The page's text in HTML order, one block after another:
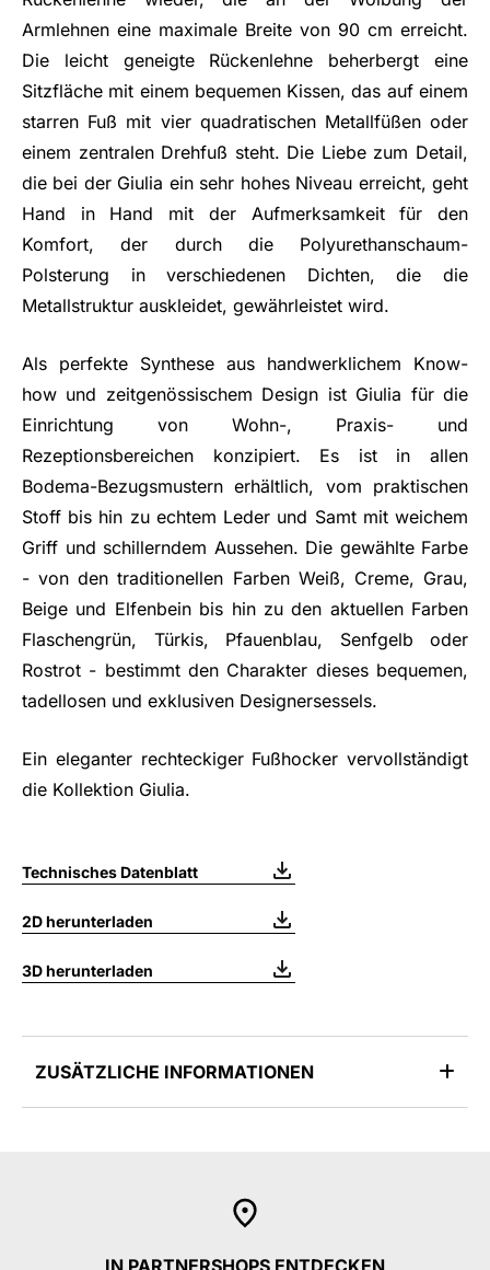
Armlehnen eine maximale Breite von 90 cm erreicht.
Die leicht geneigte Rückenlehne beherbergt eine
Sitzfläche mit einem bequemen Kissen, das auf einem
starren Fuß mit vier quadratischen Metallfüßen oder
einem zentralen Drehfuß steht. Die Liebe zum Detail,
die bei der Giulia ein sehr hohes Niveau erreicht, geht
Hand in Hand mit der Aufmerksamkeit für den
Komfort, der durch die Polyurethanschaum-
Polsterung in verschiedenen Dichten, die die
Metallstruktur auskleidet, gewährleistet wird.
Als perfekte Synthese aus handwerklichem Know-
how und zeitgenössischem Design ist Giulia für die
Einrichtung von Wohn-, Praxis- und
Rezeptionsbereichen konzipiert. Es ist in allen
Bodema-Bezugsmustern erhältlich, vom praktischen
Stoff bis hin zu echtem Leder und Samt mit weichem
Griff und schillerndem Aussehen. Die gewählte Farbe
- von den traditionellen Farben Weiß, Creme, Grau,
Beige und Elfenbein bis hin zu den aktuellen Farben
Flaschengrün, Türkis, Pfauenblau, Senfgelb oder
Rostrot - bestimmt den Charakter dieses bequemen,
tadellosen und exklusiven Designersessels.
Ein eleganter rechteckiger Fußhocker vervollständigt
die Kollektion Giulia.
Technisches Datenblatt
2D herunterladen
3D herunterladen
ZUSÄTZLICHE INFORMATIONEN
IN PARTNERSHOPS ENTDECKEN